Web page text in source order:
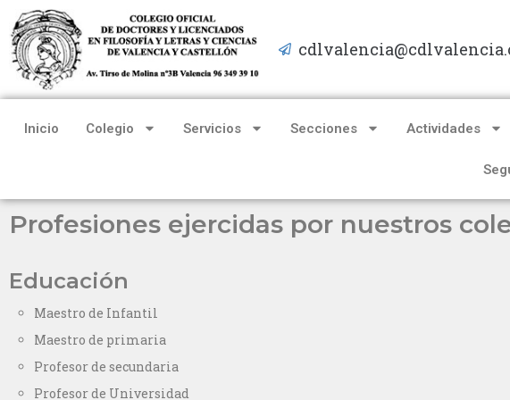
Saltar
al
contenido
Inicio Colegio Servicios Secciones Actividades
Profesiones ejercidas por nuestros
Educación
Maestro de Infantil
Maestro de primaria
Profesor de secundaria
Profesor de Universidad